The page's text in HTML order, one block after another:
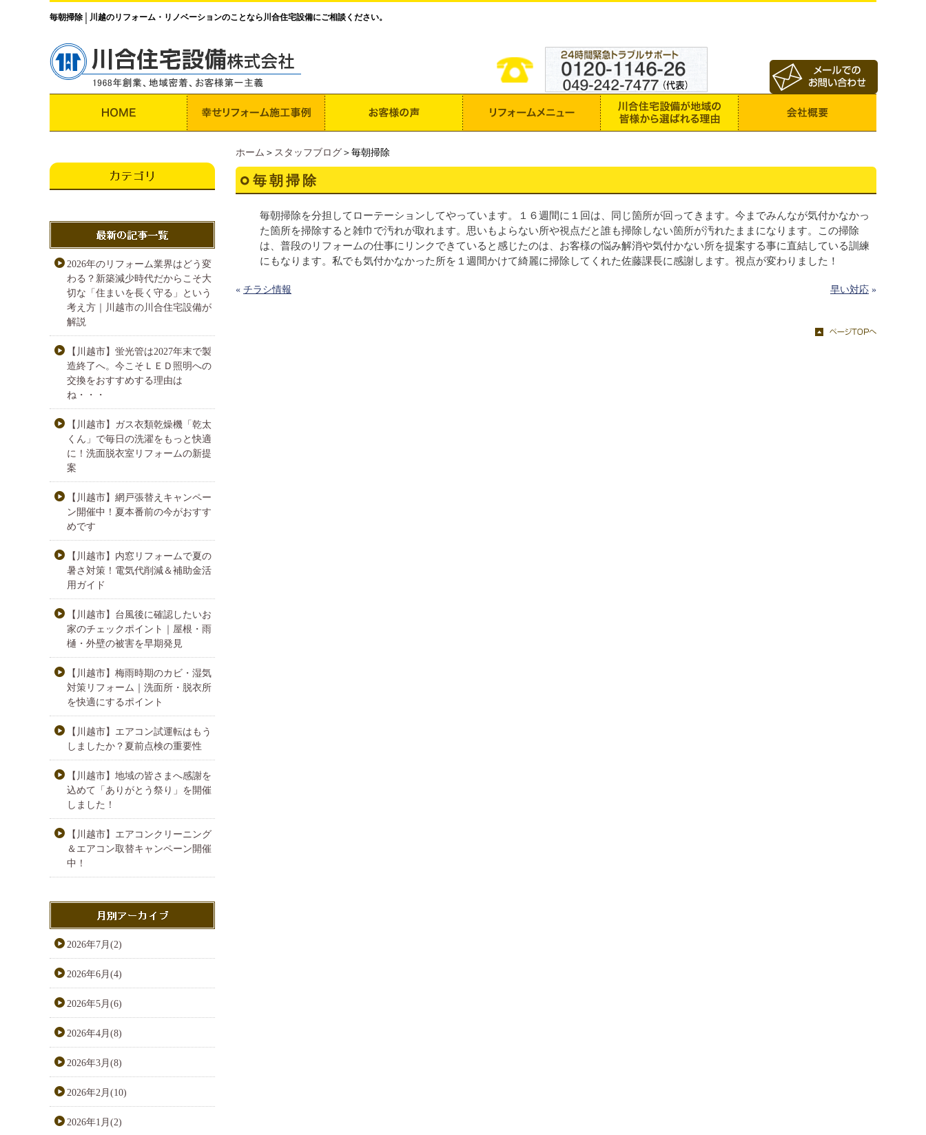
毎朝掃除 川越のリフォーム・リノベーションのことなら川合住宅設備にご相談ください。
ホーム ＞ スタッフブログ ＞毎朝掃除
毎朝掃除
毎朝掃除を分担してローテーションしてやっています。１６週間に１回は、同じ箇所が回ってきます。今までみんなが気付かなかっ
た箇所を掃除すると雑巾で汚れが取れます。思いもよらない所や視点だと誰も掃除しない箇所が汚れたままになります。この掃除
は、普段のリフォームの仕事にリンクできていると感じたのは、お客様の悩み解消や気付かない所を提案する事に直結している訓練
にもなります。私でも気付かなかった所を１週間かけて綺麗に掃除してくれた佐藤課長に感謝します。視点が変わりました！
« チラシ情報 早い対応 »
2026年のリフォーム業界はどう変
わる？新築減少時代だからこそ大
切な「住まいを長く守る」という
考え方｜川越市の川合住宅設備が
解説
【川越市】蛍光管は2027年末で製
造終了へ。今こそＬＥＤ照明への
交換をおすすめする理由は
ね・・・
【川越市】ガス衣類乾燥機「乾太
くん」で毎日の洗濯をもっと快適
に！洗面脱衣室リフォームの新提
案
【川越市】網戸張替えキャンペー
ン開催中！夏本番前の今がおすす
めです
【川越市】内窓リフォームで夏の
暑さ対策！電気代削減＆補助金活
用ガイド
【川越市】台風後に確認したいお
家のチェックポイント｜屋根・雨
樋・外壁の被害を早期発見
【川越市】梅雨時期のカビ・湿気
対策リフォーム｜洗面所・脱衣所
を快適にするポイント
【川越市】エアコン試運転はもう
しましたか？夏前点検の重要性
【川越市】地域の皆さまへ感謝を
込めて「ありがとう祭り」を開催
しました！
【川越市】エアコンクリーニング
＆エアコン取替キャンペーン開催
中！
2026年7月(2)
2026年6月(4)
2026年5月(6)
2026年4月(8)
2026年3月(8)
2026年2月(10)
2026年1月(2)